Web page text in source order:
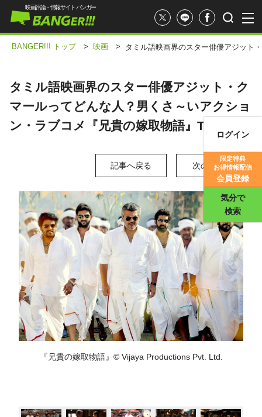
映画評価
映画評論・情報サイト バンガー
ログイン
限定特典
お得情報配信
会員登録
気分で
検索
BANGER!!! トップ > 映画 > タミル語映画界のスター俳優アジット
タミル語映画界のスター俳優アジット・ク
マールってどんな人？男くさ～いアクショ
ン・ラブコメ『兄貴の嫁取物語』TV初放送
記事へ戻る 次の写真 >
『兄貴の嫁取物語』© Vijaya Productions Pvt. Ltd.